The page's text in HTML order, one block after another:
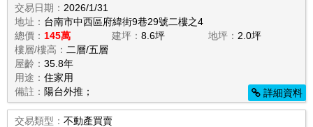
交易日期： 2026/1/31
地址： 台南市中西區府緯街9巷29號二樓之4
總價： 145萬 建坪： 8.6坪 地坪： 2.0坪
樓層/樓高： 二層/五層
屋齡： 35.8年
用途： 住家用
備註： 陽台外推； 詳細資料
交易類型： 不動產買賣